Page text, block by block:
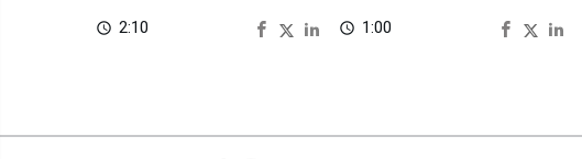
access_time 2:10 access_time 1:00